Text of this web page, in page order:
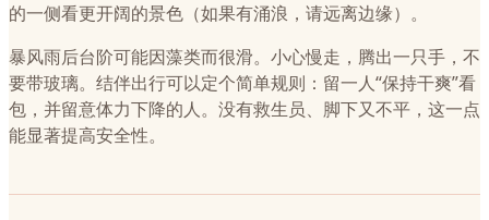
的一侧看更开阔的景色（如果有涌浪，请远离边缘）。
暴风雨后台阶可能因藻类而很滑。小心慢走，腾出一只手，不
要带玻璃。结伴出行可以定个简单规则：留一人“保持干爽”看
包，并留意体力下降的人。没有救生员、脚下又不平，这一点
能显著提高安全性。